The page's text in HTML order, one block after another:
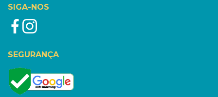
SIGA-NOS
SEGURANÇA